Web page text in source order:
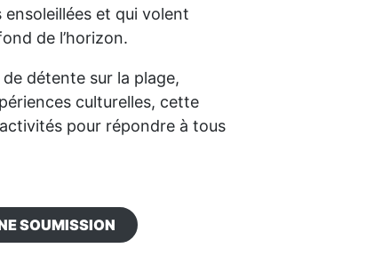
et qui volent
de l’horizon.
détente sur la plage,
culturelles, cette
pour répondre à tous
SOUMISSION